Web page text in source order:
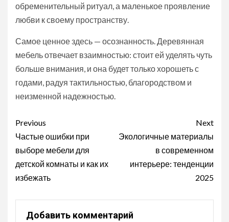
обременительный ритуал, а маленькое проявление
любви к своему пространству.
Самое ценное здесь — осознанность. Деревянная
мебель отвечает взаимностью: стоит ей уделять чуть
больше внимания, и она будет только хорошеть с
годами, радуя тактильностью, благородством и
неизменной надежностью.
Continue
Reading
Previous
Частые ошибки при
выборе мебели для
детской комнаты и как их
избежать
Next
Экологичные материалы
в современном
интерьере: тенденции
2025
Добавить комментарий